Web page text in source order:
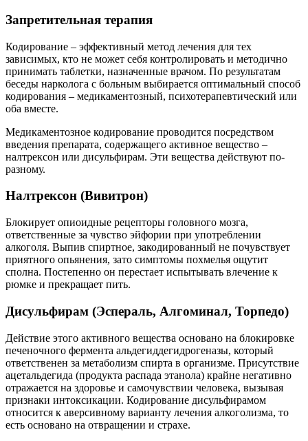
Запретительная терапия
Кодирование – эффективный метод лечения для тех
зависимых, кто не может себя контролировать и методично
принимать таблетки, назначенные врачом. По результатам
беседы нарколога с больным выбирается оптимальный способ
кодирования – медикаментозный, психотерапевтический или
оба вместе.
Медикаментозное кодирование проводится посредством
введения препарата, содержащего активное вещество –
налтрексон или дисульфирам. Эти вещества действуют по-
разному.
Налтрексон (Вивитрон)
Блокирует опиоидные рецепторы головного мозга,
ответственные за чувство эйфории при употреблении
алкоголя. Выпив спиртное, закодированный не почувствует
приятного опьянения, зато симптомы похмелья ощутит
сполна. Постепенно он перестает испытывать влечение к
рюмке и прекращает пить.
Дисульфирам (Эспераль, Алгоминал, Торпедо)
Действие этого активного вещества основано на блокировке
печеночного фермента альдегиддегидрогеназы, который
ответственен за метаболизм спирта в организме. Присутствие
ацетальдегида (продукта распада этанола) крайне негативно
отражается на здоровье и самочувствии человека, вызывая
признаки интоксикации. Кодирование дисульфирамом
относится к аверсивному варианту лечения алкоголизма, то
есть основано на отвращении и страхе.